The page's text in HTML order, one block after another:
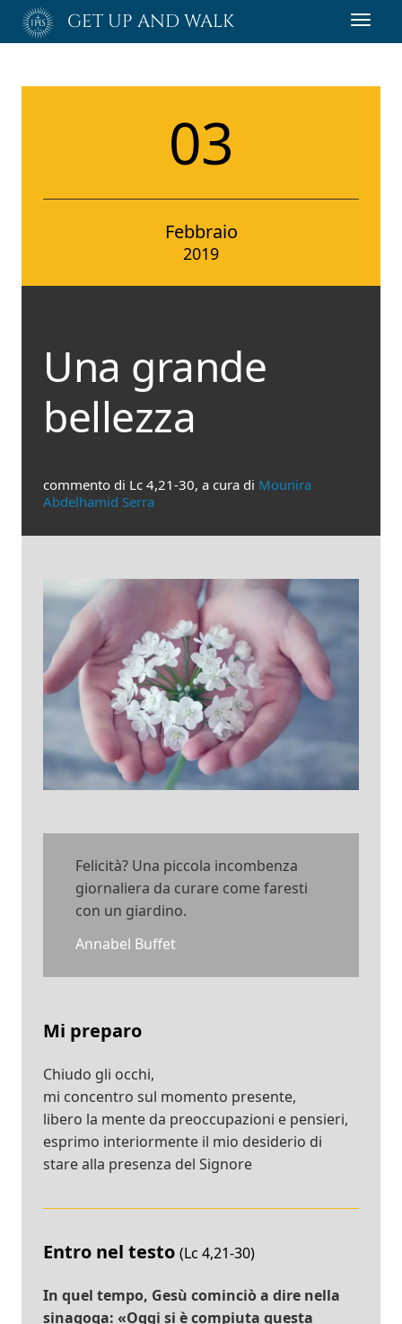
Passa
GET UP AND WALK
03
Febbraio
2019
Una grande
bellezza
commento di Lc 4,21-30, a cura di Mounira
Abdelhamid Serra
Felicità? Una piccola incombenza
giornaliera da curare come faresti
con un giardino.
Annabel Buffet
Mi preparo
Chiudo gli occhi,
mi concentro sul momento presente,
libero la mente da preoccupazioni e pensieri,
esprimo interiormente il mio desiderio di
stare alla presenza del Signore
Entro nel testo (Lc 4,21-30)
In quel tempo, Gesù cominciò a dire nella
sinagoga: «Oggi si è compiuta questa